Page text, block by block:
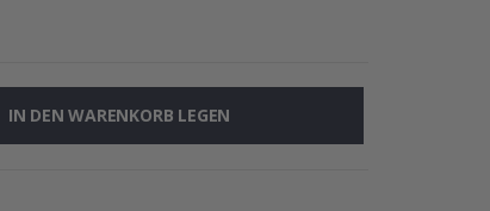
IN DEN WARENKORB LEGEN